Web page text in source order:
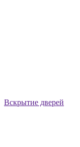
Вскрытие дверей